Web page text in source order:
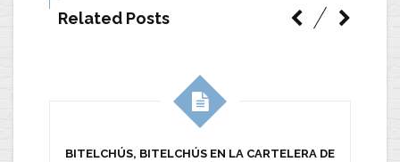
Related Posts
BITELCHÚS, BITELCHÚS EN LA CARTELERA DE